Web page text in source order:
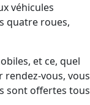
véhicules
quatre roues,
et ce, quel
rendez-vous, vous
sont offertes tous